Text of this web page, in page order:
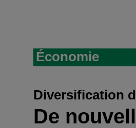
Économie
Diversification
De